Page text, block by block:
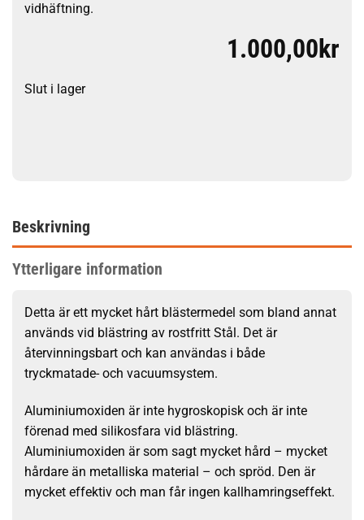
vidhäftning.
1.000,00kr
Slut i lager
Beskrivning
Ytterligare information
Detta är ett mycket hårt blästermedel som bland annat
används vid blästring av rostfritt Stål. Det är
återvinningsbart och kan användas i både
tryckmatade- och vacuumsystem.
Aluminiumoxiden är inte hygroskopisk och är inte
förenad med silikosfara vid blästring.
Aluminiumoxiden är som sagt mycket hård – mycket
hårdare än metalliska material – och spröd. Den är
mycket effektiv och man får ingen kallhamringseffekt.